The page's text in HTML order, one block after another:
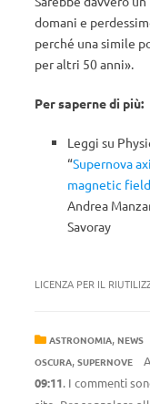
domani e
perché una simile
per altri 50 anni».
Per saperne di più:
Leggi su
“Supernova
magnetic
Andrea
Savoray
LICENZA PER IL
ASTRONOMIA, NEWS
OSCURA, SUPERNOVE
09:11. I commenti